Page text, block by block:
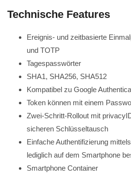
Technische Features
Ereignis- und zeitbasierte
und TOTP
Tagespasswörter
SHA1, SHA256, SHA512
Kompatibel zu Google
Token können mit einem
Zwei-Schritt-Rollout mit
sicheren Schlüsseltausch
Einfache Authentifizierung
lediglich auf dem Smartphone
Smartphone Container